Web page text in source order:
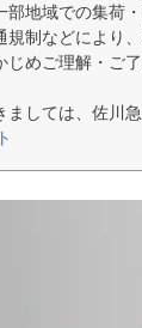
地域での集荷
規制などにより
じめご理解・ご
しては、佐川